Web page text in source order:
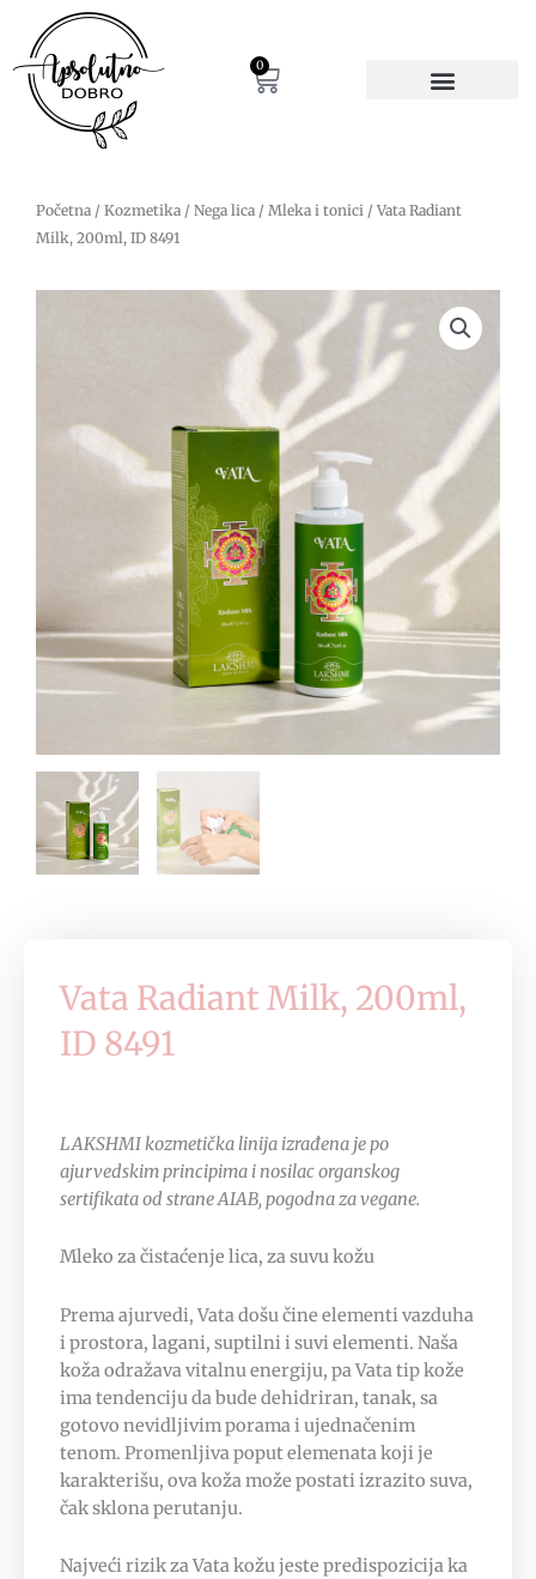
sadržaj
0
Cart
Početna / Kozmetika / Nega lica / Mleka i tonici / Vata Radiant
Milk, 200ml, ID 8491
Vata Radiant Milk, 200ml,
ID 8491
LAKSHMI kozmetička linija izrađena je po
ajurvedskim principima i nosilac organskog
sertifikata od strane AIAB, pogodna za vegane.
Mleko za čistaćenje lica, za suvu kožu
Prema ajurvedi, Vata došu čine elementi vazduha
i prostora, lagani, suptilni i suvi elementi. Naša
koža odražava vitalnu energiju, pa Vata tip kože
ima tendenciju da bude dehidriran, tanak, sa
gotovo nevidljivim porama i ujednačenim
tenom. Promenljiva poput elemenata koji je
karakterišu, ova koža može postati izrazito suva,
čak sklona perutanju.
Najveći rizik za Vata kožu jeste predispozicija ka